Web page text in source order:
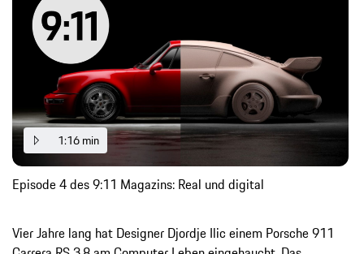
1:16 min
Episode 4 des 9:11 Magazins: Real und digital
Vier Jahre lang hat Designer Djordje Ilic einem Porsche 911